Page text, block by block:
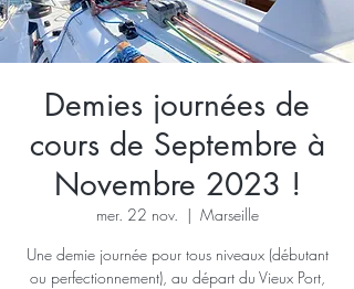
Demies journées de
cours de Septembre à
Novembre 2023 !
mer. 22 nov.
  |
Marseille
Une demie journée pour tous niveaux (débutant
ou perfectionnement), au départ du Vieux Port,